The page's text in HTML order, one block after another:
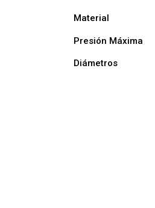
Material
Presión Máxima
Diámetros